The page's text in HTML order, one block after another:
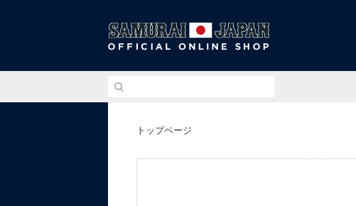
侍ジャ
トップページ